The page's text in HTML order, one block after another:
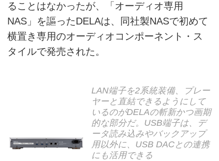
ることはなかったが、「オーディオ専用
NAS」を謳ったDELAは、同社製NASで初めて
横置き専用のオーディオコンポーネント・ス
タイルで発売された。
LAN端子を2系統装備、プレー
ヤーと直結できるようにして
いるのがDELAの斬新かつ画期
的な部分だ。USB端子は、デ
ータ読み込みやバックアップ
用以外に、USB DACとの連携
にも活用できる